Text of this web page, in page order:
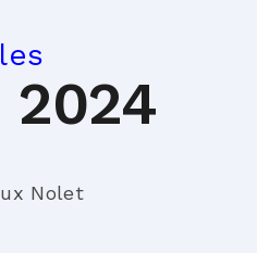
2024
Nolet